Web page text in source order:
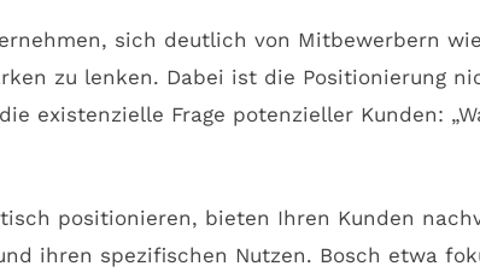
sich deutlich von Mitbewerbern
zu lenken. Dabei ist die Positionierung
existenzielle Frage potenzieller Kunden:
positionieren, bieten Ihren Kunden
ihren spezifischen Nutzen. Bosch etwa